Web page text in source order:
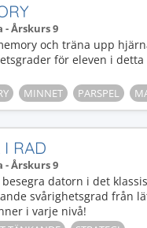
- Årskurs 9
och träna upp
för eleven i
MINNET PARSPEL
I RAD
- Årskurs 9
besegra datorn i det
svårighetsgrad från
i varje nivå!